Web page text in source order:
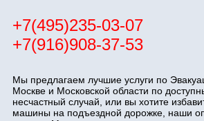
+7(495)235-03-07
+7(916)908-37-53
Мы предлагаем лучшие услуги по
Москве и Московской области по
несчастный случай, или вы хотите
машины на подъездной дорожке, наши